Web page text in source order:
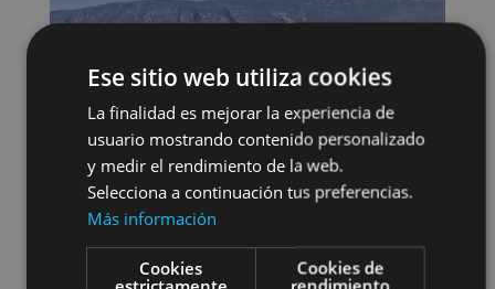
Ese sitio web utiliza cookies
La finalidad es mejorar la experiencia de
usuario mostrando contenido personalizado
y medir el rendimiento de la web.
Selecciona a continuación tus preferencias.
Más información
Cookies
Cookies de